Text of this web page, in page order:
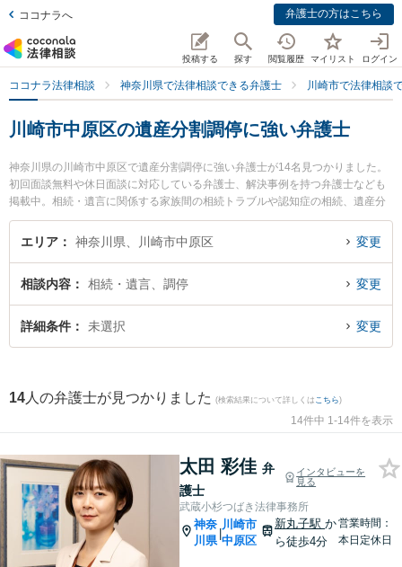
ココナラへ 弁護士の方はこちら
投稿する 探す 閲覧履歴 マイリスト ログイン
ココナラ法律相談 神奈川県で法律相談できる弁護士 川崎市で法律相談
川崎市中原区の遺産分割調停に強い弁護士
神奈川県の川崎市中原区で遺産分割調停に強い弁護士が14名見つかりました。
初回面談無料や休日面談に対応している弁護士、解決事例を持つ弁護士なども
掲載中。相続・遺言に関係する家族間の相続トラブルや認知症の相続、遺産分
割等の細かな分野での絞り込み検索もでき便利です。特に武蔵小杉つばき法律
事務所の太田 彩佳弁護士や橋本崇法律事務所の橋本 崇弁護士、武蔵小杉駅前法
を今すぐに弁護士に相談したい』『遺産分割調停のトラブル解決の実績豊富な
近くの弁護士を検索したい』『初回相談無料で遺産分割調停を法律相談できる
川崎市中原区内の弁護士に相談予約したい』などでお困りの相談者さんにおす
エリア 神奈川県、川崎市中原区 変更
相談内容 相続・遺言、調停 変更
詳細条件 未選択 変更
14 人の弁護士が見つかりました (検索結果について詳しくは こちら)
14件中 1-14件を表示
太田 彩佳 弁
護士
インタビューを
見る
武蔵小杉つばき法律事務所
神奈
川県
|
川崎市
中原区
新丸子駅か
ら徒歩4分
営業時間：
本日定休日